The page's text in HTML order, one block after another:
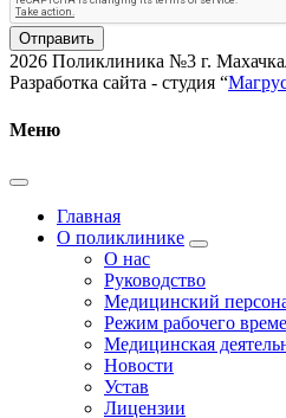
Отправить
2026 Поликлиника №3 г.
Разработка сайта - студия “
Меню
Главная
О поликлинике
О нас
Руководство
Медицинский
Режим рабочего
Медицинская
Новости
Устав
Лицензии